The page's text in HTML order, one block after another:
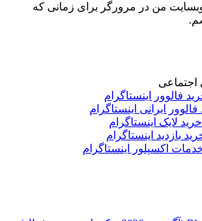
وبسایت من در مرورگر برای زمانی که
فالوور اینستاگرام
ایرانی اینستاگرام
خرید لایک اینستاگرام
بازدید اینستاگرام
اکسپلور اینستاگرام